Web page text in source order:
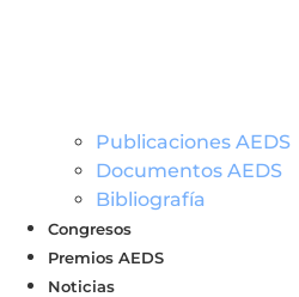
Publicaciones AEDS
Documentos AEDS
Bibliografía
Congresos
Premios AEDS
Noticias